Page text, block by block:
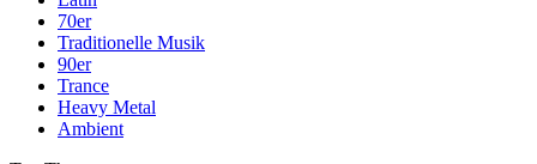
70er
Traditionelle Musik
90er
Trance
Heavy Metal
Ambient